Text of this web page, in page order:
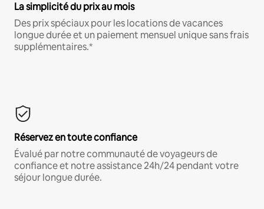
La simplicité du prix au mois
Des prix spéciaux pour les locations de vacances
longue durée et un paiement mensuel unique sans frais
supplémentaires.*
Réservez en toute confiance
Évalué par notre communauté de voyageurs de
confiance et notre assistance 24h/24 pendant votre
séjour longue durée.